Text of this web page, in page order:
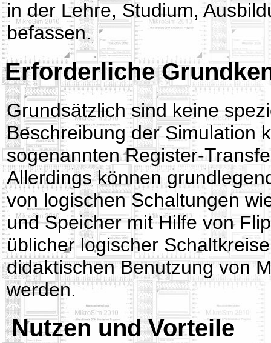
in der Lehre, Studium,
befassen.
Erforderliche
Grundsätzlich sind keine
Beschreibung der Simulation
sogenannten Register-
Allerdings können
von logischen Schaltungen
und Speicher mit Hilfe von
üblicher logischer
didaktischen Benutzung von
werden.
Nutzen und Vorteile